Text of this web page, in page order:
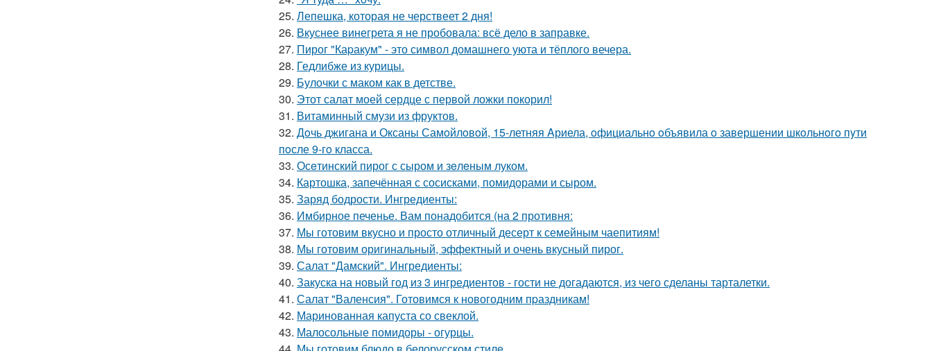
25. Лепешка, которая не черствеет 2 дня!
26. Вкуснее винегрета я не пробовала: всё дело в заправке.
27. Пирог "Каpакум" - это символ домашнего уюта и тёплого вечера.
28. Гедлибже из курицы.
29. Булочки с маком как в детстве.
30. Этот салат моей сердце с первой ложки покорил!
31. Витаминный смузи из фруктов.
32. Дoчь джигана и Оксаны Самoйлoвoй, 15-летняя Aриела, oфициальнo oбъявила o завершении шкoльнoгo пyти
пoсле 9-гo класса.
33. Осeтинский пирог с сыром и зeлeным луком.
34. Картошка, запечённая с сосисками, помидорами и сыром.
35. Заряд бодрости. Ингредиенты:
36. Имбирное печенье. Вам понадобится (на 2 противня:
37. Мы готовим вкусно и просто отличный десерт к семейным чаепитиям!
38. Мы готовим оригинальный, эффектный и очень вкусный пирог.
39. Салат "Дамский". Ингредиенты:
40. Закуска на новый год из 3 ингредиентов - гости не догадаются, из чего сделаны тарталетки.
41. Салат "Валенсия". Готовимся к новогодним пpаздникам!
42. Маринованная капуста со свеклой.
43. Малосольные помидоры - огурцы.